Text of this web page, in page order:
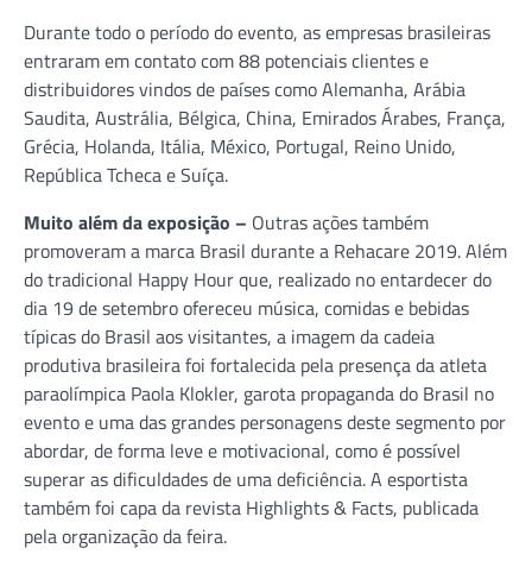
Durante todo o período do evento, as empresas brasileiras
entraram em contato com 88 potenciais clientes e
distribuidores vindos de países como Alemanha, Arábia
Saudita, Austrália, Bélgica, China, Emirados Árabes, França,
Grécia, Holanda, Itália, México, Portugal, Reino Unido,
República Tcheca e Suíça.
Muito além da exposição – Outras ações também
promoveram a marca Brasil durante a Rehacare 2019. Além
do tradicional Happy Hour que, realizado no entardecer do
dia 19 de setembro ofereceu música, comidas e bebidas
típicas do Brasil aos visitantes, a imagem da cadeia
produtiva brasileira foi fortalecida pela presença da atleta
paraolímpica Paola Klokler, garota propaganda do Brasil no
evento e uma das grandes personagens deste segmento por
abordar, de forma leve e motivacional, como é possível
superar as dificuldades de uma deficiência. A esportista
também foi capa da revista Highlights & Facts, publicada
pela organização da feira.